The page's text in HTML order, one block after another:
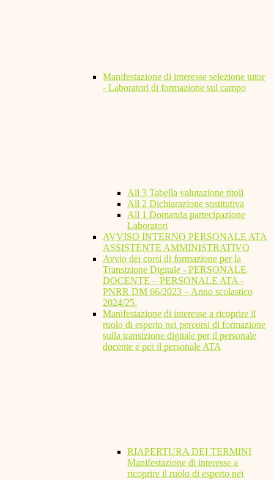
Manifestazione di interesse selezione tutor
- Laboratori di formazione sul campo
All 3 Tabella valutazione titoli
All 2 Dichiarazione sostitutiva
All 1 Domanda partecipazione
Laboratori
AVVISO INTERNO PERSONALE ATA
ASSISTENTE AMMINISTRATIVO
Avvio dei corsi di formazione per la
Transizione Digitale - PERSONALE
DOCENTE – PERSONALE ATA -
PNRR DM 66/2023 – Anno scolastico
2024/25.
Manifestazione di interesse a ricoprire il
ruolo di esperto nei percorsi di formazione
sulla transizione digitale per il personale
docente e per il personale ATA
RIAPERTURA DEI TERMINI
Manifestazione di interesse a
ricoprire il ruolo di esperto nei